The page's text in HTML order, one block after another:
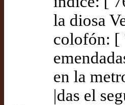
la diosa
colofón: [
en la
|das el